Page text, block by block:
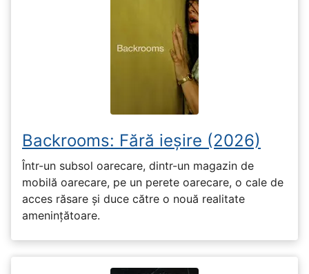
Backrooms: Fără ieșire (2026)
Într-un subsol oarecare, dintr-un magazin de
mobilă oarecare, pe un perete oarecare, o cale de
acces răsare și duce către o nouă realitate
amenințătoare.